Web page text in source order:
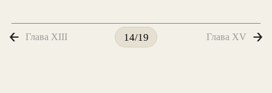
Глава XIII 14/19 Глава XV